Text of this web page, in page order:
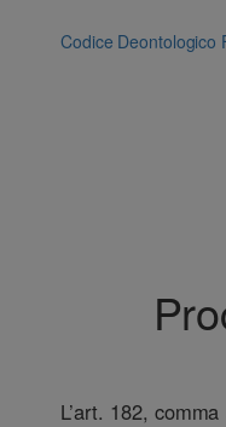
Codice Deontologico
L’art. 182,